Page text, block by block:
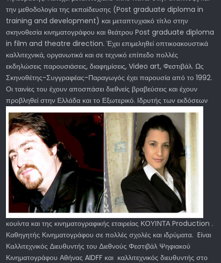
την μεθοδολογία της εκπαίδευσης (Post graduate diploma in
training and development) και μεταπτυχιακό τίτλο στην
σκηνοθεσία κινηματογράφου και θεάτρου Post graduate diploma
in film and theatre direction. Έχει επιμεληθεί οπτικοακουστικά
καλλιτεχνικά, οργανωτικά και σε τεχνικό επίπεδο πολλές
εκδηλώσεις παρουσιάσεις, διαφημίσεις, Video art, Φεστιβάλ. Ως
Σκηνοθέτης-Συγγραφέας-Παραγωγός έχει παρουσία από το 1992.
Οι ταινίες του έχουν αποσπάσει διεθνείς βραβεύσεις και έχουν
προβληθεί στην Ελλάδα και το Εξωτερικό. Ιδρυτής των εκδόσεων
κουίντα και της κινηματογραφικής εταιρείας ΚΟΥΙΝΤΑ Production .
Καθηγητής Κινηματογράφου σε πολλές σχολές και ιδρύματα. Eίναι
Καλλιτεχνικός Διευθυντής του Διεθνούς Φεστιβάλ Ψηφιακού
Κινηματογράφου Αθήνας AIDFF και καλλιτεχνικός διευθυντής στο